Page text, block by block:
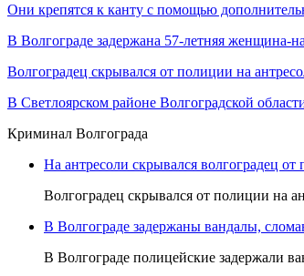
Они крепятся к канту с помощью
В Волгограде задержана 57-летняя женщина-
Волгоградец скрывался от полиции на
В Светлоярском районе Волгоградской
Криминал Волгограда
На антресоли скрывался волгоградец от
Волгоградец скрывался от полиции на
В Волгограде задержаны вандалы,
В Волгограде полицейские задержали